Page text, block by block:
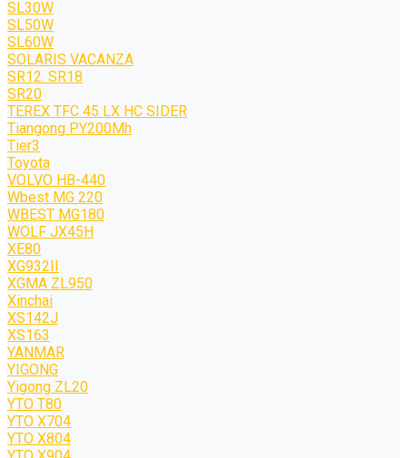
SL30W
SL50W
SL60W
SOLARIS VACANZA
SR12. SR18
SR20
TEREX TFC 45 LX HC SIDER
Tiangong PY200Mh
Tier3
Toyota
VOLVO HB-440
Wbest MG 220
WBEST MG180
WOLF JХ45H
XE80
XG932II
XGMA ZL950
Xinchai
XS142J
XS163
YANMAR
YIGONG
Yigong ZL20
YTO T80
YTO X704
YTO X804